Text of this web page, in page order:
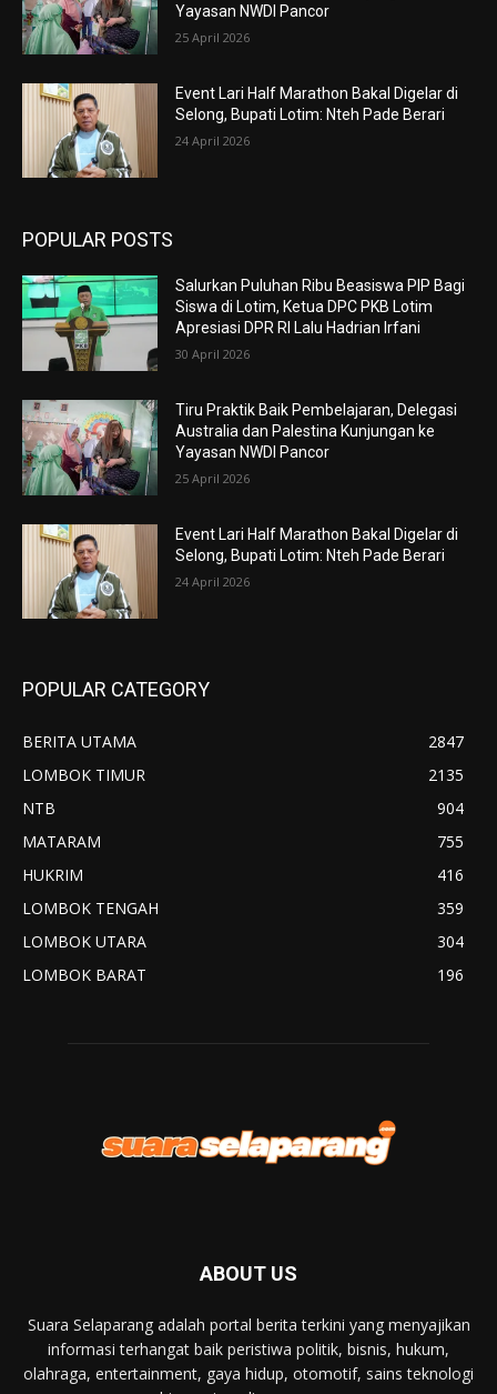
Yayasan NWDI Pancor
25 April 2026
Event Lari Half Marathon Bakal Digelar di
Selong, Bupati Lotim: Nteh Pade Berari
24 April 2026
POPULAR POSTS
Salurkan Puluhan Ribu Beasiswa PIP Bagi
Siswa di Lotim, Ketua DPC PKB Lotim
Apresiasi DPR RI Lalu Hadrian Irfani
30 April 2026
Tiru Praktik Baik Pembelajaran, Delegasi
Australia dan Palestina Kunjungan ke
Yayasan NWDI Pancor
25 April 2026
Event Lari Half Marathon Bakal Digelar di
Selong, Bupati Lotim: Nteh Pade Berari
24 April 2026
POPULAR CATEGORY
BERITA UTAMA
2847
LOMBOK TIMUR
2135
NTB
904
MATARAM
755
HUKRIM
416
LOMBOK TENGAH
359
LOMBOK UTARA
304
LOMBOK BARAT
196
ABOUT US
Suara Selaparang adalah portal berita terkini yang menyajikan
informasi terhangat baik peristiwa politik, bisnis, hukum,
olahraga, entertainment, gaya hidup, otomotif, sains teknologi